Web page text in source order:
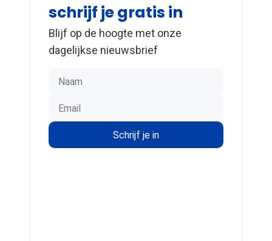
schrijf je gratis in
Blijf op de hoogte met onze
dagelijkse nieuwsbrief